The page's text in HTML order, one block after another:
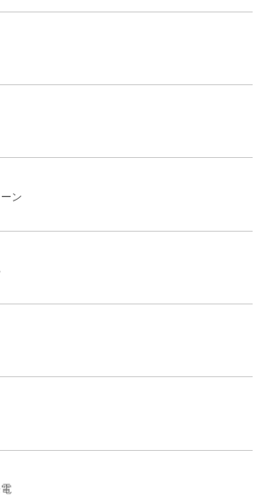
ン